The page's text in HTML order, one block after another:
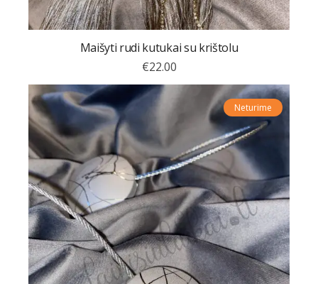
Maišyti rudi kutukai su krištolu
€22.00
Neturime